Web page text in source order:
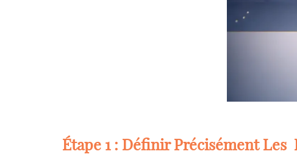
Étape 1 : Définir Précisément Les